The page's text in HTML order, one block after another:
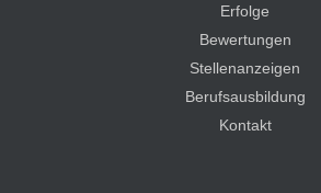
Erfolge
Bewertungen
Stellenanzeigen
Berufsausbildung
Kontakt